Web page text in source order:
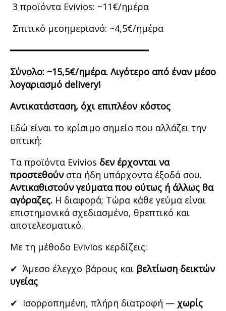
3 προϊόντα Evivios: ~11€/ημέρα
Σπιτικό μεσημεριανό: ~4,5€/ημέρα
━━━━━━━━━━━━━━━━━━━━━━━━━
Σύνολο: ~15,5€/ημέρα. Λιγότερο από έναν μέσο
λογαριασμό delivery!
Αντικατάσταση, όχι επιπλέον κόστος
Εδώ είναι το κρίσιμο σημείο που αλλάζει την
οπτική:
Τα προϊόντα Evivios δεν έρχονται να
προστεθούνστα ήδη υπάρχοντα έξοδά σου.
Αντικαθιστούν γεύματα που ούτως ή άλλως θα
αγόραζες. Η διαφορά; Τώρα κάθε γεύμα είναι
επιστημονικά σχεδιασμένο, θρεπτικό και
αποτελεσματικό.
Με τη μέθοδο Evivios κερδίζεις:
✔ Άμεσο έλεγχο βάρους και βελτίωση δεικτών
υγείας
✔ Ισορροπημένη, πλήρη διατροφή — χωρίς